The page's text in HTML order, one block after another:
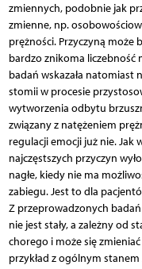
zmiennych, podobnie jak
zmienne, np.
prężności. Przyczyną może
bardzo znikoma
badań wskazała natomiast
stomii w procesie
wytworzenia odbytu
związany z natężeniem
regulacji emocji już nie. Jak
najczęstszych przyczyn
nagłe, kiedy nie ma
zabiegu. Jest to dla
Z przeprowadzonych
nie jest stały, a zależny od
chorego i może się
przykład z ogólnym